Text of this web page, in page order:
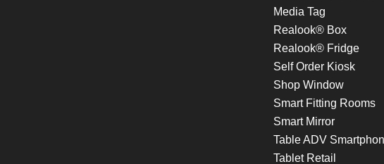
Media Tag
Realook® Box
Realook® Fridge
Self Order Kiosk
Shop Window
Smart Fitting Rooms
Smart Mirror
Table ADV
Tablet Retail